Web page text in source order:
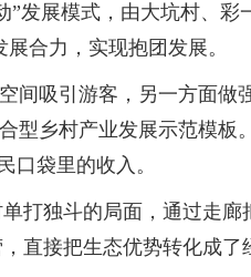
发展模式，由大坑村、彩
合力，实现抱团发展。
吸引游客，另一方面做
乡村产业发展示范模板
口袋里的收入。
独斗的局面，通过走廊
直接把生态优势转化成